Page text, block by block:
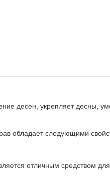
десен, укрепляет десны,
обладает следующими
отличным средством